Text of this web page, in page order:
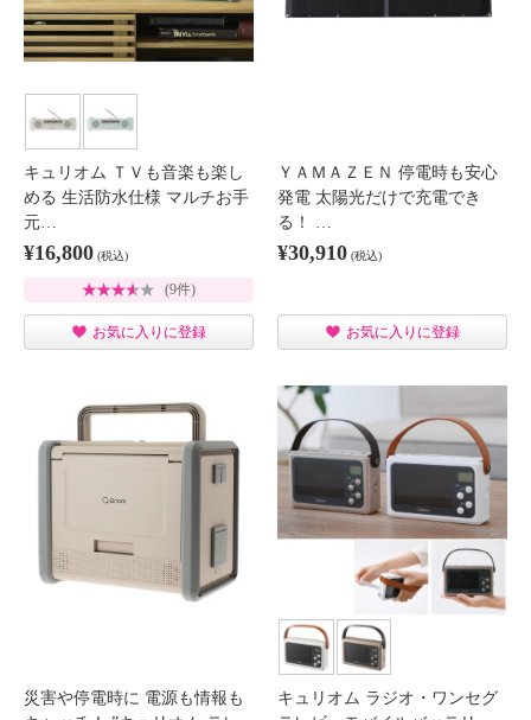
キュリオム ＴＶも音楽も楽し
める 生活防水仕様 マルチお手
元…
¥16,800 (税込)
(9件)
お気に入りに登録
ＹＡＭＡＺＥＮ 停電時も安心
発電 太陽光だけで充電でき
る！ …
¥30,910 (税込)
お気に入りに登録
災害や停電時に 電源も情報も
キュリオム ラジオ・ワンセグ